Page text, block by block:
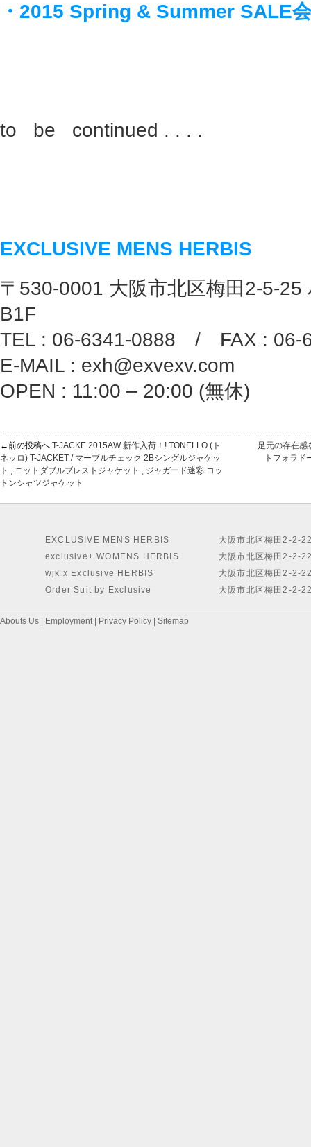
・2015 Spring & Summer SALE
to be continued . . . .
EXCLUSIVE MENS HERBIS
〒530-0001 大阪市北区梅田2-5-25
B1F
TEL : 06-6341-0888 / FAX : 06-
E-MAIL : exh@exvexv.com
OPEN : 11:00 – 20:00 (無休)
←前の投稿へ T-JACKE 2015AW 新作入荷！! TONELLO (ト
ネッロ) T-JACKET / マーブルチェック 2Bシングルジャケッ
ト , ニットダブルブレストジャケット , ジャガード迷彩 コッ
トンシャツジャケット
足元の存在感
トフォラ
EXCLUSIVE MENS HERBIS
exclusive+ WOMENS HERBIS
wjk x Exclusive HERBIS
Order Suit by Exclusive
大阪市北区梅田2-2-
大阪市北区梅田2-2-
大阪市北区梅田2-2-
大阪市北区梅田2-2-
Abouts Us Employment| Privacy Policy Sitemap